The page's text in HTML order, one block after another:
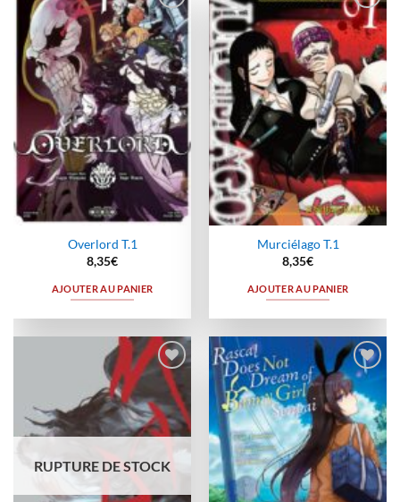
Ajouter
à la
wishlist
Overlord T.1
8,35€
AJOUTER AU PANIER
Ajouter
à la
wishlist
Murciélago T.1
8,35€
AJOUTER AU PANIER
Ajouter
à la
wishlist
RUPTURE DE STOCK
Ajouter
à la
wishlist